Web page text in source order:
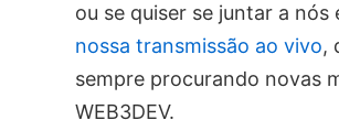
ou se quiser se juntar a
nossa transmissão ao vivo,
sempre procurando novas
WEB3DEV.